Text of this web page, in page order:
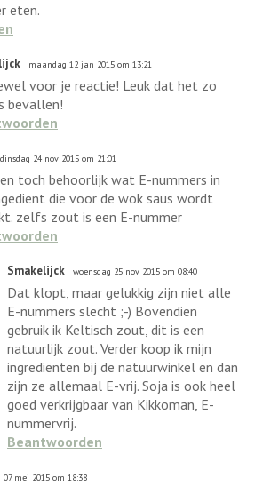
eten.
maandag 12 jan 2015 om 13:21
voor je reactie! Leuk dat het zo
bevallen!
dinsdag 24 nov 2015 om 21:01
toch behoorlijk wat E-nummers in
die voor de wok saus wordt
zelfs zout is een E-nummer
Smakelijck woensdag 25 nov 2015 om 08:40
Dat klopt, maar gelukkig zijn niet alle
E-nummers slecht ;-) Bovendien
gebruik ik Keltisch zout, dit is een
natuurlijk zout. Verder koop ik mijn
ingrediënten bij de natuurwinkel en dan
zijn ze allemaal E-vrij. Soja is ook heel
goed verkrijgbaar van Kikkoman, E-
nummervrij.
Beantwoorden
07 mei 2015 om 18:38